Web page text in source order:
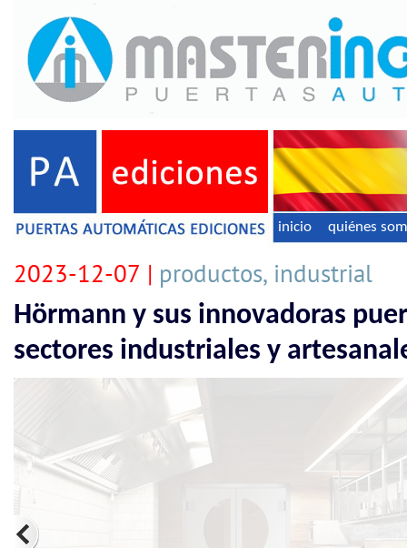
inicio quiénes
2023-12-07 | productos, industrial
Hörmann y sus innovadoras
sectores industriales y